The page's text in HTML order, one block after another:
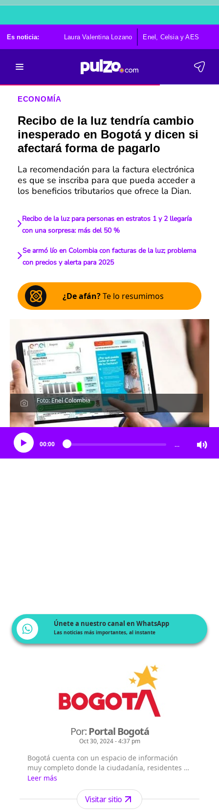
Es noticia: Laura Valentina Lozano Enel, Celsia y AES
ECONOMÍA
Recibo de la luz tendría cambio
inesperado en Bogotá y dicen si
afectará forma de pagarlo
La recomendación para la factura electrónica
es que se inscriba para que pueda acceder a
los beneficios tributarios que ofrece la Dian.
Recibo de la luz para personas en estratos 1 y 2 llegaría
con una sorpresa: más del 50 %
Se armó lío en Colombia con facturas de la luz; problema
con precios y alerta para 2025
¿De afán?Te lo resumimos
Foto: Enel Colombia
Escucha el artículo
00:00 …
Únete a nuestro canal en WhatsApp
Las noticias más importantes, al instante
Por:Portal Bogotá
Oct 30, 2024 - 4:37 pm
Bogotá cuenta con un espacio de información
muy completo donde la ciudadanía, residentes y
extranjeros pueden consultar la información que
les interesa sobre Bogotá, su historia, sus
localidades, la gestión y principales noticias de la
Administración Distrital.
Leer más
Visitar sitio